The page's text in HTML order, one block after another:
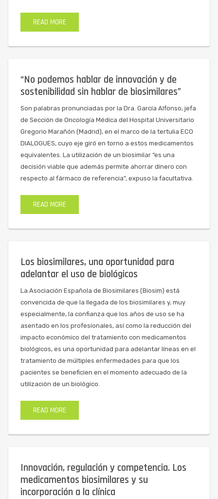
READ MORE
“No podemos hablar de innovación y de
sostenibilidad sin hablar de biosimilares”
Son palabras pronunciadas por la Dra. García Alfonso, jefa
de Sección de Oncología Médica del Hospital Universitario
Gregorio Marañón (Madrid), en el marco de la tertulia ECO
DIALOGUES, cuyo eje giró en torno a estos medicamentos
equivalentes. La utilización de un biosimilar “es una
decisión viable que además permite ahorrar dinero con
respecto al fármaco de referencia”, expuso la facultativa.
READ MORE
Los biosimilares, una oportunidad para
adelantar el uso de biológicos
La Asociación Española de Biosimilares (Biosim) está
convencida de que la llegada de los biosimilares y, muy
especialmente, la confianza que los años de uso se ha
asentado en los profesionales, así como la reducción del
impacto económico del tratamiento con medicamentos
biológicos, es una oportunidad para adelantar líneas en el
tratamiento de múltiples enfermedades para que los
pacientes se beneficien en el momento adecuado de la
utilización de un biológico.
READ MORE
Innovación, regulación y competencia. Los
medicamentos biosimilares y su
incorporación a la clínica